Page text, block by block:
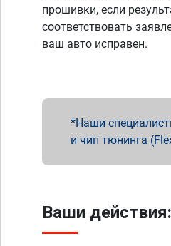
прошивки, если
соответствовать
ваш авто исправен.
Наши
и чип тюнинга
Ваши действия: